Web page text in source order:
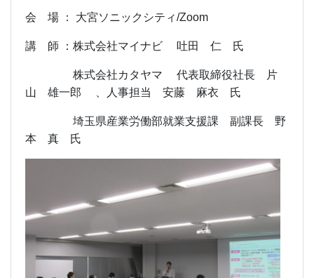
会 場 ： 大宮ソニックシティ/Zoom
講 師 ：株式会社マイナビ 吐田 仁 氏
株式会社カタヤマ 代表取締役社長 片
山 雄一郎 、人事担当 安藤 麻衣 氏
埼玉県産業労働部就業支援課 副課長 野
本 真 氏